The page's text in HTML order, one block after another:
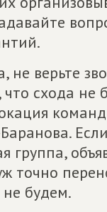
не верьте
схода не
группа,
точно
не будем.